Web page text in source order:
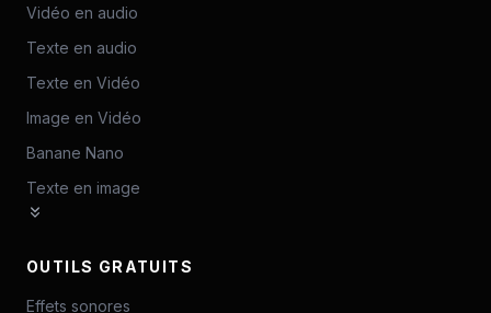
Vidéo en audio
Texte en audio
Texte en Vidéo
Image en Vidéo
Banane Nano
Texte en image
OUTILS GRATUITS
Effets sonores